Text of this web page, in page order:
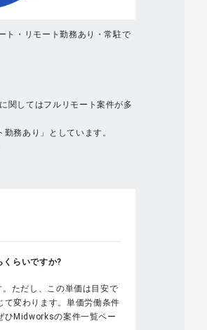
ト・リモート勤務あり・常駐で
関してはフルリモート案件が多
務あり」としています。
らいですか?
ただし、この単価は目安で
て変わります。単価労働条件
ひMidworksの案件一覧ペー